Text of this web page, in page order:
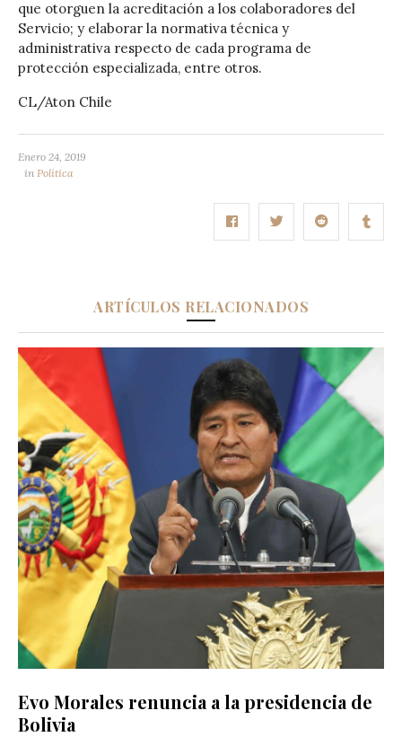
que otorguen la acreditación a los colaboradores del
Servicio; y elaborar la normativa técnica y
administrativa respecto de cada programa de
protección especializada, entre otros.
CL/Aton Chile
Enero 24, 2019
in Política
ARTÍCULOS RELACIONADOS
Evo Morales renuncia a la presidencia de
Bolivia